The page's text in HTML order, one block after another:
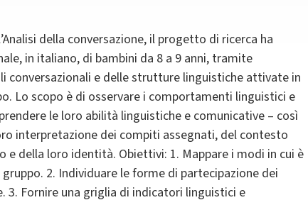
della conversazione, il progetto di ricerca ha
in italiano, di bambini da 8 a 9 anni, tramite
conversazionali e delle strutture linguistiche attivate in
Lo scopo è di osservare i comportamenti linguistici e
le loro abilità linguistiche e comunicative – così
interpretazione dei compiti assegnati, del contesto
e della loro identità. Obiettivi: 1. Mappare i modi in cui è
2. Individuare le forme di partecipazione dei
3. Fornire una griglia di indicatori linguistici e